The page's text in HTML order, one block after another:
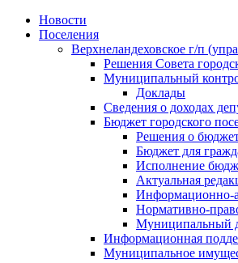
Skip
Новости
Поселения
Верхнеландеховское г/п
Решения Совета
Муниципальный
Доклады
Сведения о доходах
Бюджет городского
Решения о
Бюджет для
Исполнение
Актуальная
Информационно-
Нормативно-
Муниципальный
Информационная
Муниципальное